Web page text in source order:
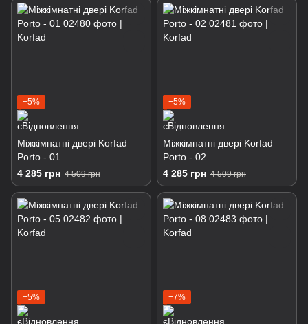
−5%
Міжкімнатні двері Korfad
Porto - 01
4 285 грн 4 509 грн
−5%
Міжкімнатні двері Korfad
Porto - 02
4 285 грн 4 509 грн
−5% −7%